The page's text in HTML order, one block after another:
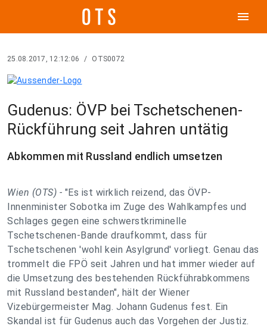
menu
25.08.2017, 12:12:06 / OTS0072
Gudenus: ÖVP bei Tschetschenen-
Rückführung seit Jahren untätig
Abkommen mit Russland endlich umsetzen
Wien (OTS) - "Es ist wirklich reizend, das ÖVP-
Innenminister Sobotka im Zuge des Wahlkampfes und
Schlages gegen eine schwerstkriminelle
Tschetschenen-Bande draufkommt, dass für
Tschetschenen 'wohl kein Asylgrund' vorliegt. Genau das
trommelt die FPÖ seit Jahren und hat immer wieder auf
die Umsetzung des bestehenden Rückführabkommens
mit Russland bestanden", hält der Wiener
Vizebürgermeister Mag. Johann Gudenus fest. Ein
Skandal ist für Gudenus auch das Vorgehen der Justiz.